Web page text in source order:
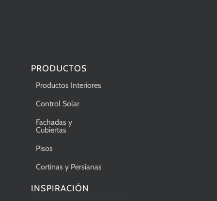
PRODUCTOS
Productos Interiores
Control Solar
Fachadas y
Cubiertas
Pisos
Cortinas y Persianas
INSPIRACIÓN